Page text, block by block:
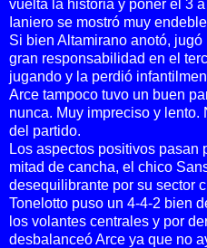
vuelta la historia y poner el 3
Ianiero se mostró muy
Si bien Altamirano anotó,
gran responsabilidad en el
jugando y la perdió
Arce tampoco tuvo un buen
nunca. Muy impreciso y
del partido.
Los aspectos positivos pasan
mitad de cancha, el chico
desequilibrante por su sector
Tonelotto puso un 4-4-2 bien
los volantes centrales y por
desbalanceó Arce ya que no